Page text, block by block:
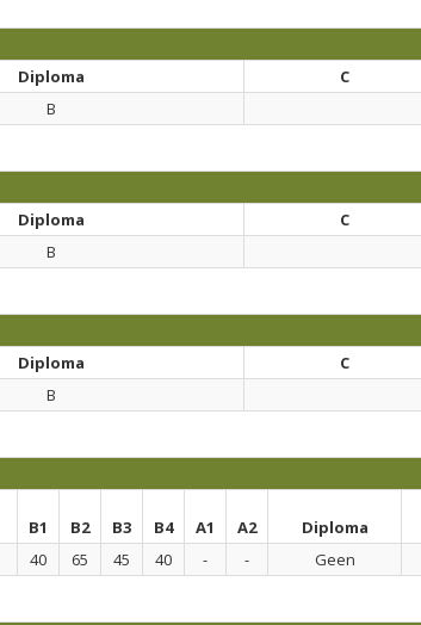
Diploma C
B
Diploma C
B
Diploma C
B
B1 B2 B3 B4 A1 A2 Diploma
40 65 45 40 - - Geen